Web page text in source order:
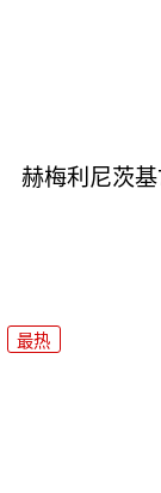
赫梅利尼茨
最热